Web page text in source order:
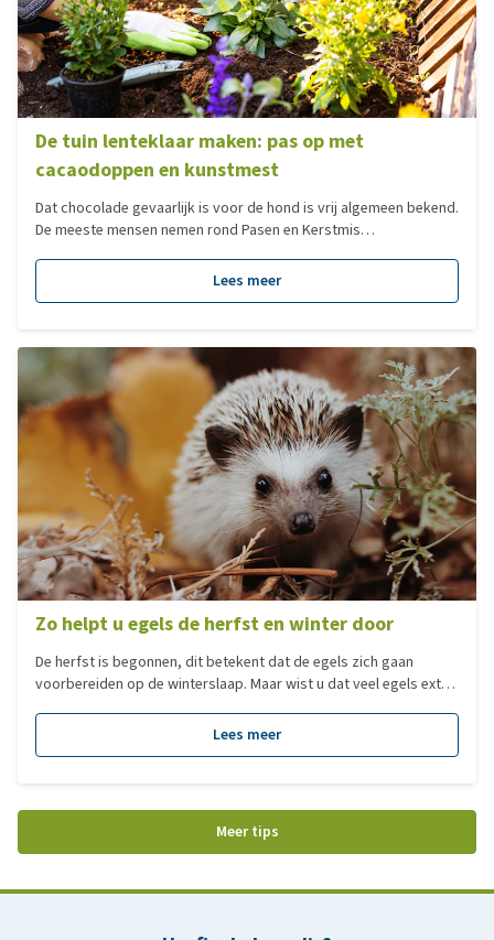
De tuin lenteklaar maken: pas op met
cacaodoppen en kunstmest
Dat chocolade gevaarlijk is voor de hond is vrij algemeen bekend.
De meeste mensen nemen rond Pasen en Kerstmis
viervoeter chocolade kan binnenkrijgen. Wat veel mensen echter
niet weten, is dat de voor de hond schadelijke stof theobromine
aantocht uw tuin lenteklaar gaat maken.
Lees meer
Zo helpt u egels de herfst en winter door
De herfst is begonnen, dit betekent dat de egels zich gaan
voorbereiden op de winterslaap. Maar wist u dat veel egels extra
deze blog leggen we uit hoe u egels kunt helpen in de herfst.
Lees meer
Meer tips